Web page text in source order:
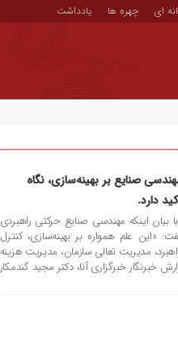
ای چهره ها یادداشت
صنایع بر بهینه‌سازی، نگاه
دارد.
بیان اینکه مهندسی صنایع حرکتی راهبردی
«این علم همواره بر بهینه‌سازی، کنترل
مدیریت تعالی سازمان، مدیریت هزینه
خبرنگار خبرگزاری آنا، دکتر مجید گندمکار